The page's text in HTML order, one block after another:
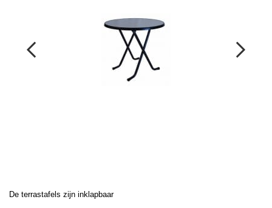
De terrastafels zijn inklapbaar